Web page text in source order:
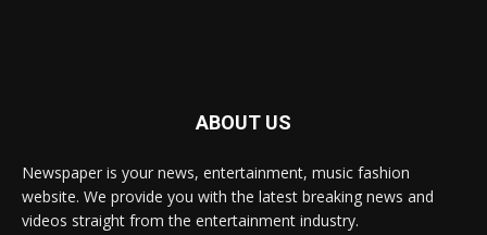
ABOUT US
Newspaper is your news, entertainment, music fashion
website. We provide you with the latest breaking news and
videos straight from the entertainment industry.